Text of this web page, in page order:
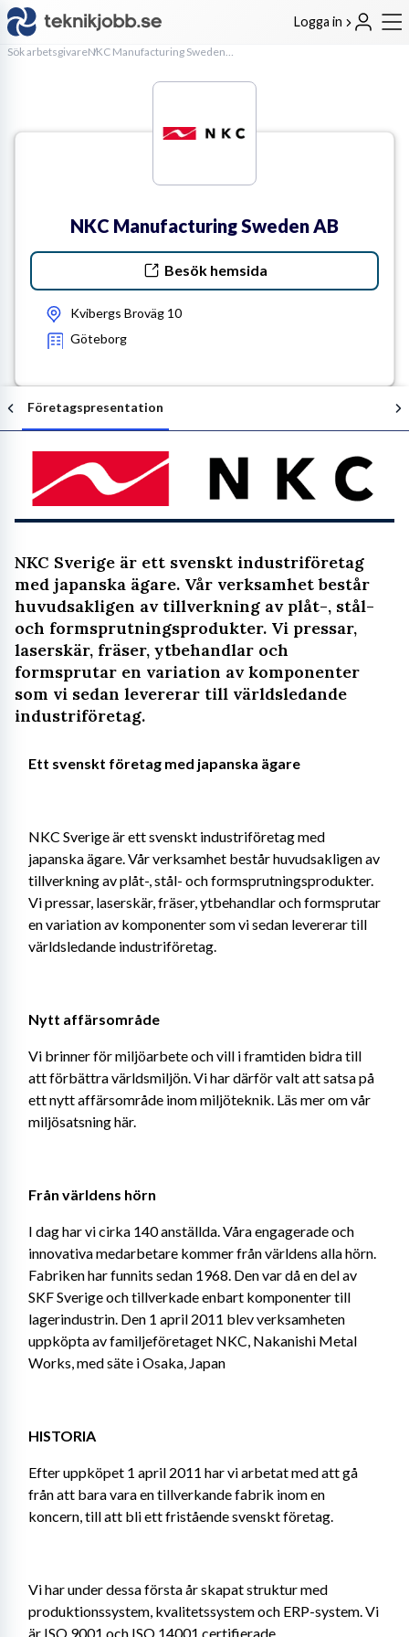
Logga in
Sök arbetsgivare NKC Manufacturing Sweden AB
NKC Manufacturing Sweden AB
Besök hemsida
Kvibergs Broväg 10
Göteborg
Företagspresentation
NKC Sverige är ett svenskt industriföretag
med japanska ägare. Vår verksamhet består
huvudsakligen av tillverkning av plåt-, stål-
och formsprutningsprodukter. Vi pressar,
laserskär, fräser, ytbehandlar och
formsprutar en variation av komponenter
som vi sedan levererar till världsledande
industriföretag.
Ett svenskt företag med japanska ägare
NKC Sverige är ett svenskt industriföretag med
japanska ägare. Vår verksamhet består huvudsakligen av
tillverkning av plåt-, stål- och formsprutningsprodukter.
Vi pressar, laserskär, fräser, ytbehandlar och formsprutar
en variation av komponenter som vi sedan levererar till
världsledande industriföretag.
Nytt affärsområde
Vi brinner för miljöarbete och vill i framtiden bidra till
att förbättra världsmiljön. Vi har därför valt att satsa på
ett nytt affärsområde inom miljöteknik. Läs mer om vår
miljösatsning här.
Från världens hörn
I dag har vi cirka 140 anställda. Våra engagerade och
innovativa medarbetare kommer från världens alla hörn.
Fabriken har funnits sedan 1968. Den var då en del av
SKF Sverige och tillverkade enbart komponenter till
lagerindustrin. Den 1 april 2011 blev verksamheten
uppköpta av familjeföretaget NKC, Nakanishi Metal
Works, med säte i Osaka, Japan
HISTORIA
Efter uppköpet 1 april 2011 har vi arbetat med att gå
från att bara vara en tillverkande fabrik inom en
koncern, till att bli ett fristående svenskt företag.
Vi har under dessa första år skapat struktur med
produktionssystem, kvalitetssystem och ERP-system. Vi
är ISO 9001 och ISO 14001 certifierade.